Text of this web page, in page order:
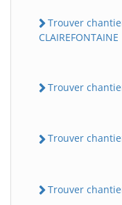
Trouver
CLAIREFONTAINE
Trouver
Trouver
Trouver